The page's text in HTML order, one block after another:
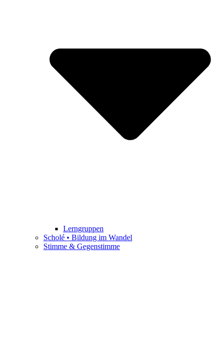
Lerngruppen
Scholé • Bildung im Wandel
Stimme & Gegenstimme